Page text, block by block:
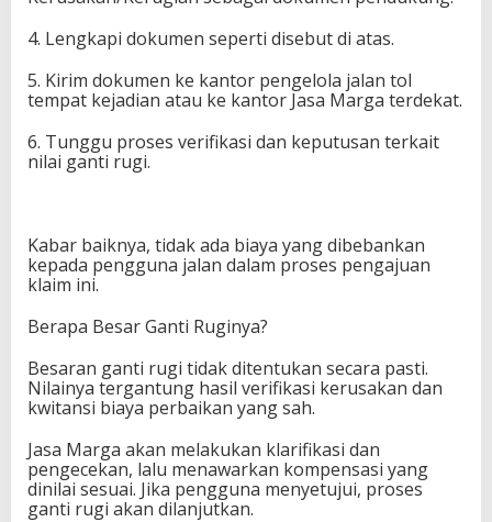
4. Lengkapi dokumen seperti disebut di atas.
5. Kirim dokumen ke kantor pengelola jalan tol
tempat kejadian atau ke kantor Jasa Marga terdekat.
6. Tunggu proses verifikasi dan keputusan terkait
nilai ganti rugi.
Kabar baiknya, tidak ada biaya yang dibebankan
kepada pengguna jalan dalam proses pengajuan
klaim ini.
Berapa Besar Ganti Ruginya?
Besaran ganti rugi tidak ditentukan secara pasti.
Nilainya tergantung hasil verifikasi kerusakan dan
kwitansi biaya perbaikan yang sah.
Jasa Marga akan melakukan klarifikasi dan
pengecekan, lalu menawarkan kompensasi yang
dinilai sesuai. Jika pengguna menyetujui, proses
ganti rugi akan dilanjutkan.